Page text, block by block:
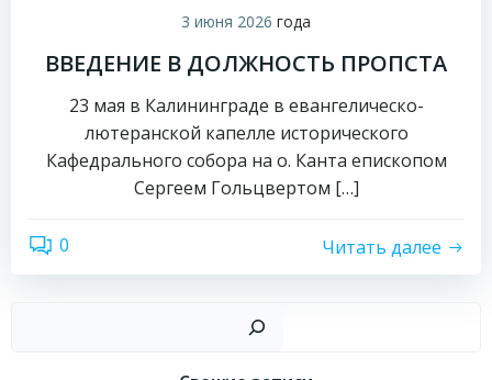
3 июня 2026 года
ВВЕДЕНИЕ В ДОЛЖНОСТЬ ПРОПСТА
23 мая в Калининграде в евангелическо-
лютеранской капелле исторического
Кафедрального собора на о. Канта епископом
Сергеем Гольцвертом […]
0 Читать далее